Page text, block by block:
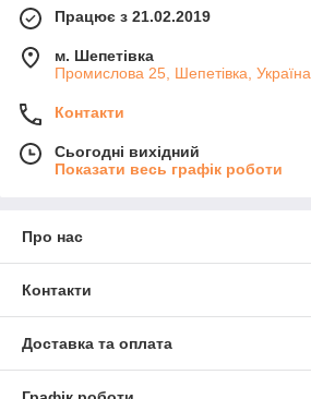
Працює з 21.02.2019
м. Шепетівка
Промислова 25, Шепетівка, Україна
Контакти
Сьогодні вихідний
Показати весь графік роботи
Про нас
Контакти
Доставка та оплата